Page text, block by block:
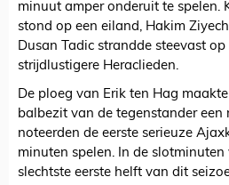
minuut amper onderuit te spelen.
stond op een eiland, Hakim
Dusan Tadic strandde steevast
strijdlustigere Heraclieden.
De ploeg van Erik ten Hag
balbezit van de tegenstander een
noteerden de eerste serieuze
minuten spelen. In de
slechtste eerste helft van dit